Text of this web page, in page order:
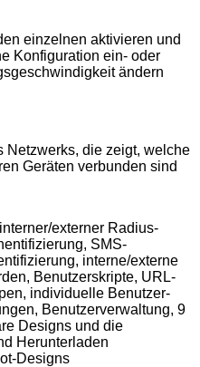
einzelnen aktivieren und
Konfiguration ein- oder
ändern
Netzwerks, die zeigt, welche
Geräten verbunden sind
externer Radius-
SMS-
interne/externe
Benutzerskripte, URL-
individuelle Benutzer-
Benutzerverwaltung, 9
Designs und die
Herunterladen
Designs